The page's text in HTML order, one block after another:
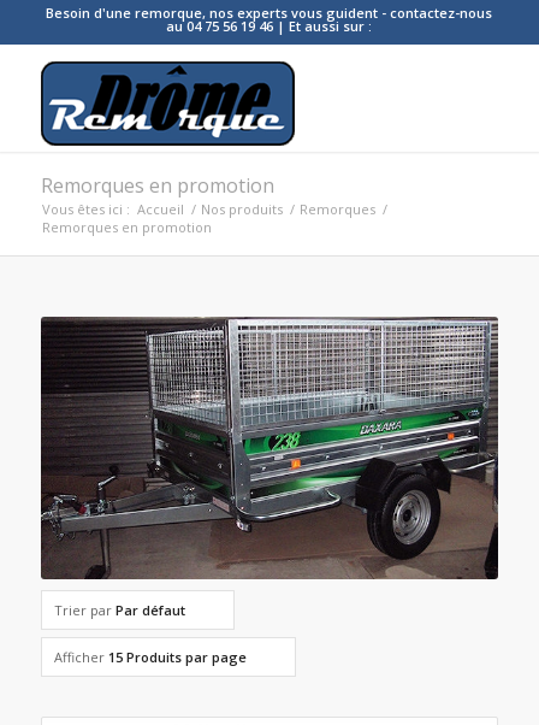
Besoin d'une remorque, nos experts vous guident - contactez-nous
au 04 75 56 19 46 | Et aussi sur :
Remorques en promotion
Vous êtes ici : Accueil / Nos produits / Remorques /
Remorques en promotion
Trier par Par défaut
Afficher 15 Produits par page